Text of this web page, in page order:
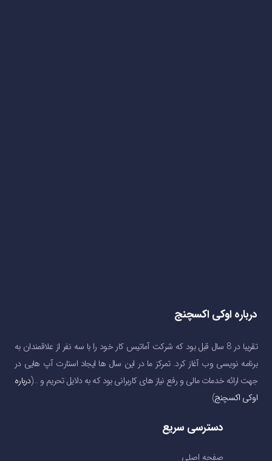
درباره اوکی اکسچنج
تقریبا در 8 سال قبل بود که شرکت آماتیس کار خود را با سه نفر از علاقمندان به
برنامه نویسی وب آغاز کرد. تمرکز ما در این سال ها ایجاد استارت آپ هایی در
جهت ارائه خدمات مالی و رفع نیاز های کاربرانی بود که به دلایل تحریم و …(درباره
اوکی اکسچنج)
دسترسی سریع
صفحه اصلی